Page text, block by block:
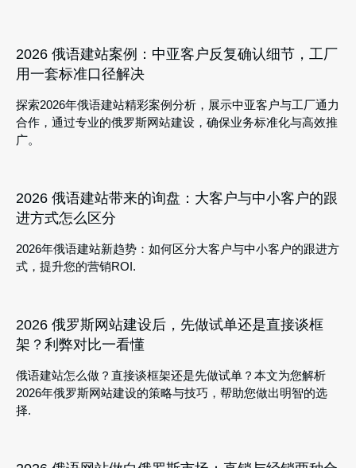
2026 俄语建站案例：中亚客户反复确认细节，工厂
用一套标准口径解决
探索2026年俄语建站精彩案例分析，展示中亚客户与工厂通力
合作，通过专业的俄罗斯网站建设，确保业务标准化与高效推
广。
2026 俄语建站带来的询盘：大客户与中小客户的跟
进方式怎么区分
2026年俄语建站新趋势：如何区分大客户与中小客户的跟进方
式，提升您的营销ROI.
2026 俄罗斯网站建设后，先做试单还是直接谈框
架？利弊对比一看懂
俄语建站怎么做？直接谈框架还是先做试单？本文为您解析
2026年俄罗斯网站建设的策略与技巧，帮助您做出明智的选
择.